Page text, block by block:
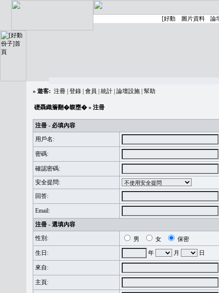
» 遊客: 注冊 登錄 會員 統計 論壇設施 幫助
礎聶織簷翻�䪖壅� » 注冊
注冊 - 必填內容
用戶名:
密碼:
確認密碼:
安全提問:
回答:
Email:
注冊 - 選填內容
性別:
男 女
保密
生日:
年 月 日
來自:
主頁: